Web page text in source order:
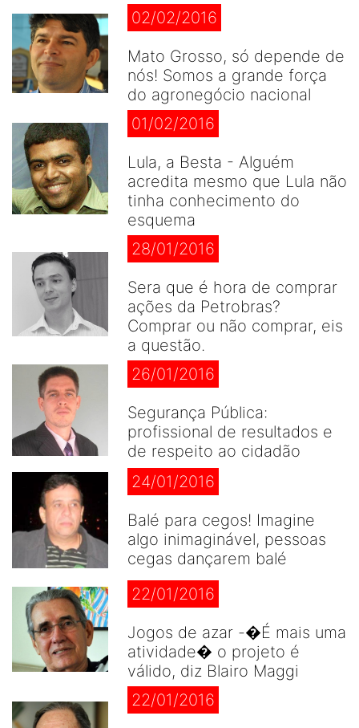
02/02/2016
Mato Grosso, só depende de
nós! Somos a grande força
do agronegócio nacional
01/02/2016
Lula, a Besta - Alguém
acredita mesmo que Lula não
tinha conhecimento do
esquema
28/01/2016
Sera que é hora de comprar
ações da Petrobras?
Comprar ou não comprar, eis
a questão.
26/01/2016
Segurança Pública:
profissional de resultados e
de respeito ao cidadão
24/01/2016
Balé para cegos! Imagine
algo inimaginável, pessoas
cegas dançarem balé
22/01/2016
Jogos de azar -�É mais uma
atividade� o projeto é
válido, diz Blairo Maggi
22/01/2016